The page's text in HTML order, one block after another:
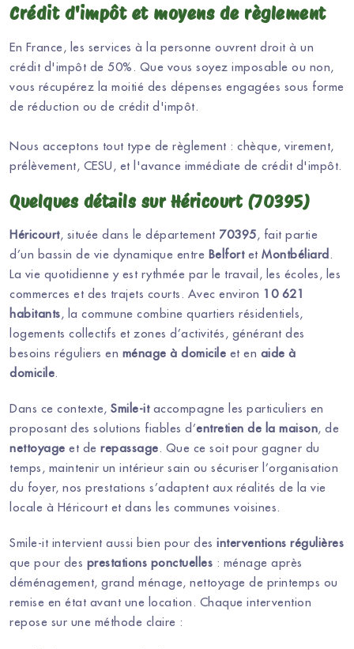
Crédit d'impôt et moyens de règlement
En France, les services à la personne ouvrent droit à un
crédit d'impôt de 50%. Que vous soyez imposable ou non,
vous récupérez la moitié des dépenses engagées sous forme
de réduction ou de crédit d'impôt.
Nous acceptons tout type de règlement : chèque, virement,
prélèvement, CESU, et l'avance immédiate de crédit d'impôt.
Quelques détails sur Héricourt (70395)
Héricourt, située dans le département 70395, fait partie
d’un bassin de vie dynamique entre Belfortet Montbéliard .
La vie quotidienne y est rythmée par le travail, les écoles, les
commerces et des trajets courts. Avec environ 10 621
habitants, la commune combine quartiers résidentiels,
logements collectifs et zones d’activités, générant des
besoins réguliers en ménage à domicile et en aide à
domicile.
Dans ce contexte, Smile-itaccompagne les particuliers en
proposant des solutions fiables d’entretien de la maison, de
nettoyage et de repassage. Que ce soit pour gagner du
temps, maintenir un intérieur sain ou sécuriser l’organisation
du foyer, nos prestations s’adaptent aux réalités de la vie
locale à Héricourt et dans les communes voisines.
Smile-it intervient aussi bien pour des interventions régulières
que pour des prestations ponctuelles : ménage après
déménagement, grand ménage, nettoyage de printemps ou
remise en état avant une location. Chaque intervention
repose sur une méthode claire :